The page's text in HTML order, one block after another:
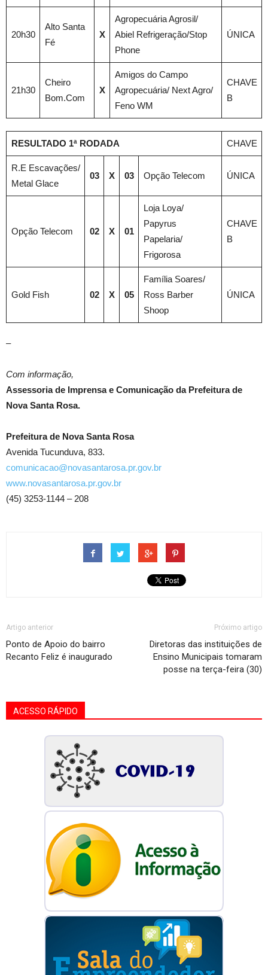
20h30
Alto Santa
Fé
X
Agropecuária Agrosil/
Abiel Refrigeração/Stop
Phone
ÚNICA
21h30
Cheiro
Bom.Com
X
Amigos do Campo
Agropecuária/ Next Agro/
Feno WM
CHAVE
B
RESULTADO 1ª RODADA CHAVE
R.E Escavações/
Metal Glace
03 X 03 Opção Telecom ÚNICA
Opção Telecom 02 X 01
Loja Loya/
Papyrus
Papelaria/
Frigorosa
CHAVE
B
Gold Fish 02 X 05
Família Soares/
Ross Barber
Shoop
ÚNICA
–
Com informação,
Assessoria de Imprensa e Comunicação da Prefeitura de
Nova Santa Rosa.
Prefeitura de Nova Santa Rosa
Avenida Tucunduva, 833.
comunicacao@novasantarosa.pr.gov.br
www.novasantarosa.pr.gov.br
(45) 3253-1144 – 208
Artigo anterior
Ponto de Apoio do bairro
Recanto Feliz é inaugurado
Próximo artigo
Diretoras das instituições de
Ensino Municipais tomaram
posse na terça-feira (30)
ACESSO RÁPIDO